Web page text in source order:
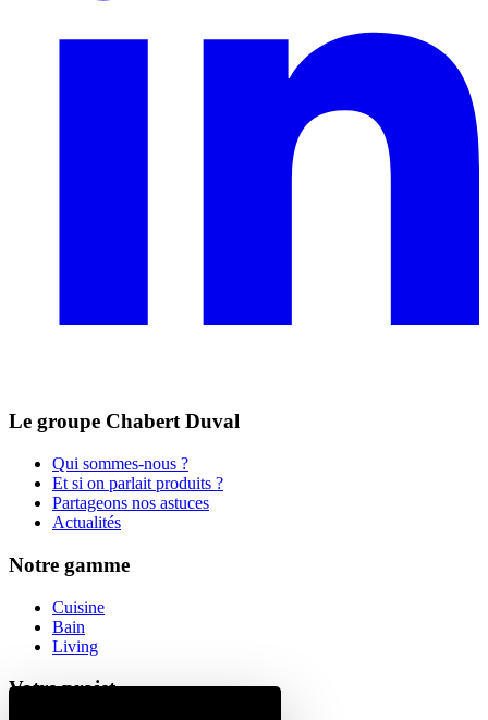
Le groupe Chabert Duval
Qui sommes-nous ?
Et si on parlait produits ?
Partageons nos astuces
Actualités
Notre gamme
Cuisine
Bain
Living
Votre projet